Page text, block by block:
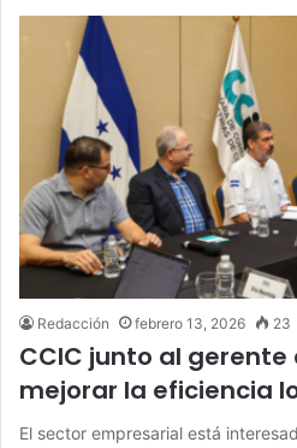
Redacción febrero 13, 2026 23
CCIC junto al
mejorar la eficiencia
El sector empresarial está